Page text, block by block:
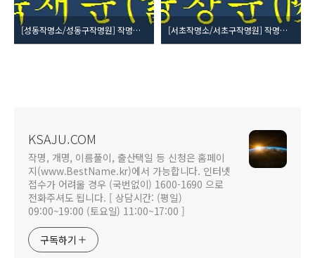
[성동작명소/성동구작명원] 작명학 24획 (吉) 축재운(蓄財運) [서초작명소/서초구작명원] 작명학 23획 (大吉) 융창운(隆昌運)
KSAJU.COM
작명, 개명, 이름풀이, 출산택일 등 신청은 홈페이
지(www.BestName.kr)에서 가능합니다. 인터넷
접수가 어려울 경우 (국번없이) 1600-1690 으로
전화주셔도 됩니다. [ 상담시간: (평일)
09:00~19:00 (토요일) 11:00~17:00 ]
구독하기